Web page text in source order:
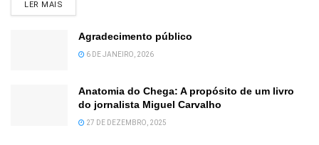
LER MAIS
Agradecimento público
6 DE JANEIRO, 2026
Anatomia do Chega: A propósito de um livro
do jornalista Miguel Carvalho
27 DE DEZEMBRO, 2025